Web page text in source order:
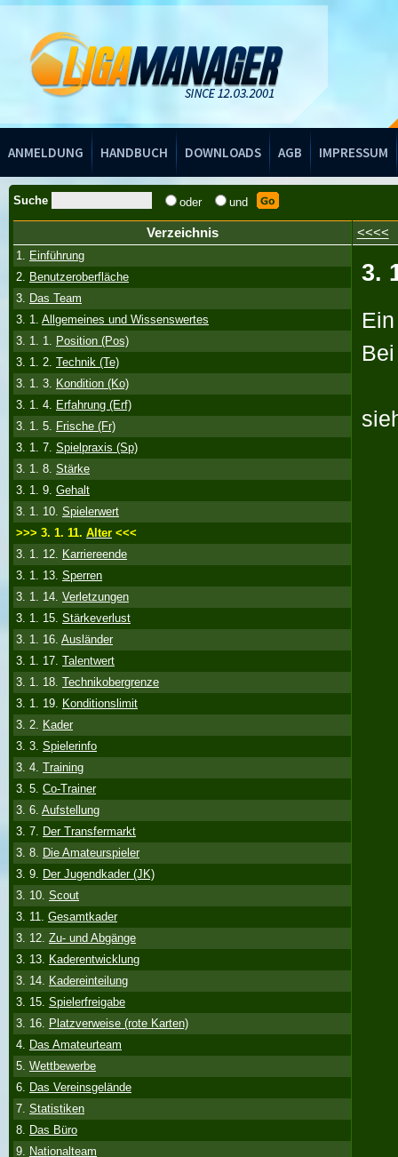
ANMELDUNG HANDBUCH DOWNLOADS AGB IMPRESSUM
Handbuch
Suche oder und
Verzeichnis
1. Einführung
2. Benutzeroberfläche
3. Das Team
3. 1. Allgemeines und Wissenswertes
3. 1. 1. Position (Pos)
3. 1. 2. Technik (Te)
3. 1. 3. Kondition (Ko)
3. 1. 4. Erfahrung (Erf)
3. 1. 5. Frische (Fr)
3. 1. 7. Spielpraxis (Sp)
3. 1. 8. Stärke
3. 1. 9. Gehalt
3. 1. 10. Spielerwert
>>> 3. 1. 11. Alter <<<
3. 1. 12. Karriereende
3. 1. 13. Sperren
3. 1. 14. Verletzungen
3. 1. 15. Stärkeverlust
3. 1. 16. Ausländer
3. 1. 17. Talentwert
3. 1. 18. Technikobergrenze
3. 1. 19. Konditionslimit
3. 2. Kader
3. 3. Spielerinfo
3. 4. Training
3. 5. Co-Trainer
3. 6. Aufstellung
3. 7. Der Transfermarkt
3. 8. Die Amateurspieler
3. 9. Der Jugendkader (JK)
3. 10. Scout
3. 11. Gesamtkader
3. 12. Zu- und Abgänge
3. 13. Kaderentwicklung
3. 14. Kadereinteilung
3. 15. Spielerfreigabe
3. 16. Platzverweise (rote Karten)
4. Das Amateurteam
5. Wettbewerbe
6. Das Vereinsgelände
7. Statistiken
8. Das Büro
9. Nationalteam
<<<<
3.